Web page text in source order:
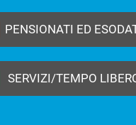
PENSIONATI ED
SERVIZI/TEMPO